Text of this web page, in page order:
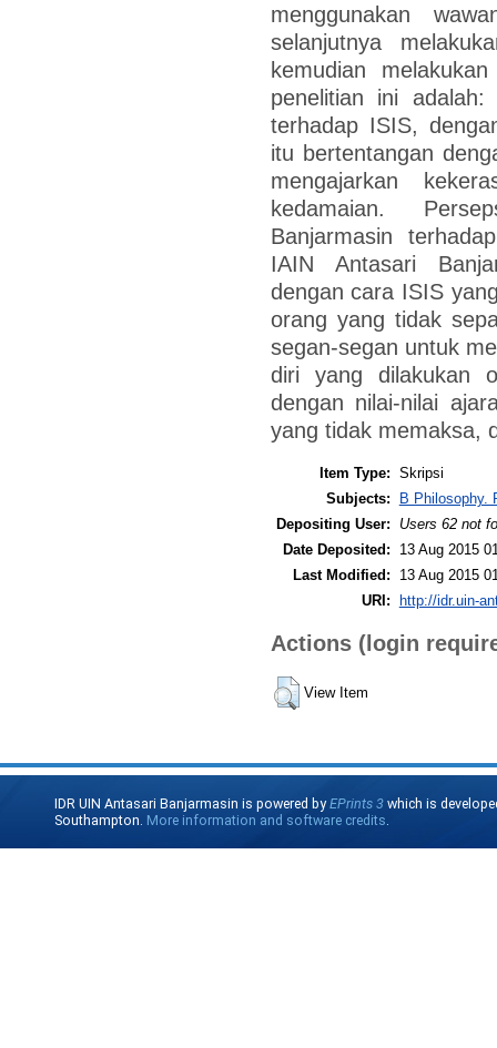
menggunakan
selanjutnya
kemudian
penelitian ini
terhadap ISIS,
itu bertentangan
mengajarkan
kedamaian.
Banjarmasin
IAIN Antasari
dengan cara ISIS
orang yang tidak
segan-segan untuk
diri yang dilakukan
dengan nilai-nilai
yang tidak memaksa,
Item Type: Skripsi
Subjects:
B Philosophy.
Depositing User:
Users 62 not
Date Deposited:
13 Aug 2015
Last Modified:
13 Aug 2015
URI: http://idr.uin-
Actions (login
View Item
IDR UIN Antasari Banjarmasin is powered byEPrints 3 which is
Southampton. More information and software credits.